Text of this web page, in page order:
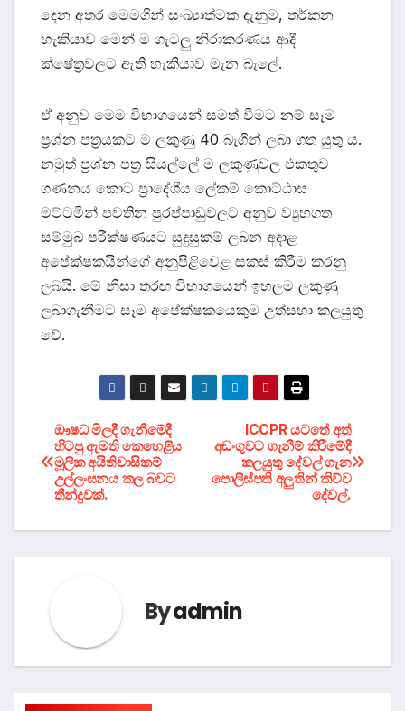
දෙන අතර මෙමගින් සංඛ්‍යාත්මක දැනුම, තර්කන
හැකියාව මෙන් ම ගැටලු නිරාකරණය ආදී
ක්ෂේත්‍රවලට ඇති හැකියාව මැන බැලේ.
ඒ අනුව මෙම විභාගයෙන් සමත් වීමට නම් සෑම
ප්‍රශ්න පත්‍රයකට ම ලකුණු 40 බැගින් ලබා ගත යුතු ය.
නමුත් ප්‍රශ්න පත්‍ර සියල්ලේ ම ලකුණුවල එකතුව
ගණනය කොට ප්‍රාදේශීය ලේකම් කොට්ඨාස
මට්ටමින් පවතින පුරප්පාඩුවලට අනුව ව්‍යුහගත
සම්මුඛ පරීක්ෂණයට සුදුසුකම් ලබන අදාළ
අපේක්ෂකයින්ගේ අනුපිළිවෙළ සකස් කිරීම කරනු
ලබයි. මේ නිසා තරඟ විභාගයෙන් ඉහලම ලකුණු
ලබාගැනීමට සෑම අපේක්ෂකයෙකුම උත්සහා කලයුතු
වේ.
Post
navigation
ICCPR යටතේ අත්
අඩංගුවට ගැනීම් කිරීමේදී
කලයුතු දේවල් ගැන
පොලිස්පති අලුතින් කිව්ව
දේවල්.
ඖෂධ මිලදී ගැනීමේදී
හිටපු ඇමති කෙහෙළිය
මූලික අයිතිවාසිකම්
උල්ලංඝනය කල බවට
තීන්දුවක්.
Byadmin